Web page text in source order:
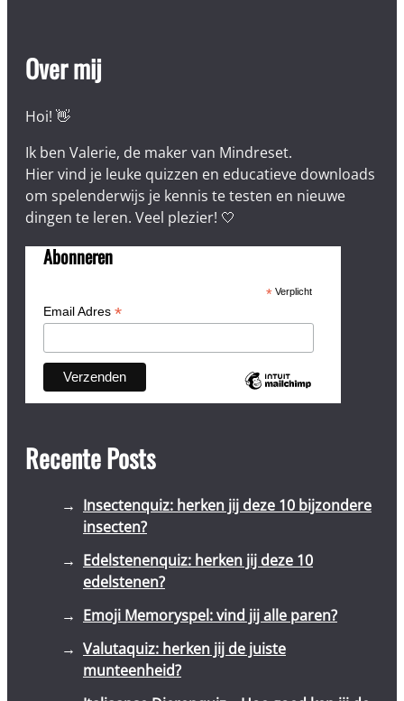
Over mij
Hoi! 👋
Ik ben Valerie, de maker van Mindreset.
Hier vind je leuke quizzen en educatieve downloads
om spelenderwijs je kennis te testen en nieuwe
dingen te leren. Veel plezier! 🤍
Abonneren
*Verplicht
Email Adres *
Recente Posts
Insectenquiz: herken jij deze 10 bijzondere
insecten?
Edelstenenquiz: herken jij deze 10
edelstenen?
Emoji Memoryspel: vind jij alle paren?
Valutaquiz: herken jij de juiste
munteenheid?